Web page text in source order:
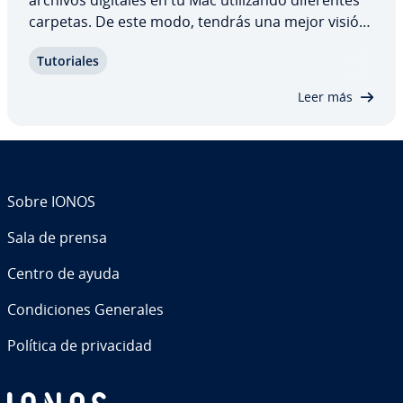
carpetas. De este modo, tendrás una mejor visión
carpeta en macOS es muy sencillo: te mostramos
Tu­to­ria­les
Leer más
Sobre IONOS
Sala de prensa
Centro de ayuda
Co­n­di­cio­nes Generales
Política de pri­va­ci­dad